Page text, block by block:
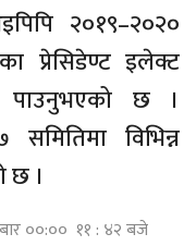
२०१९–२०२०
प्रेसिडेण्ट इलेक्ट
पाउनुभएको छ ।
विभिन्न
छ ।
००:०० ११ : ४२ बजे